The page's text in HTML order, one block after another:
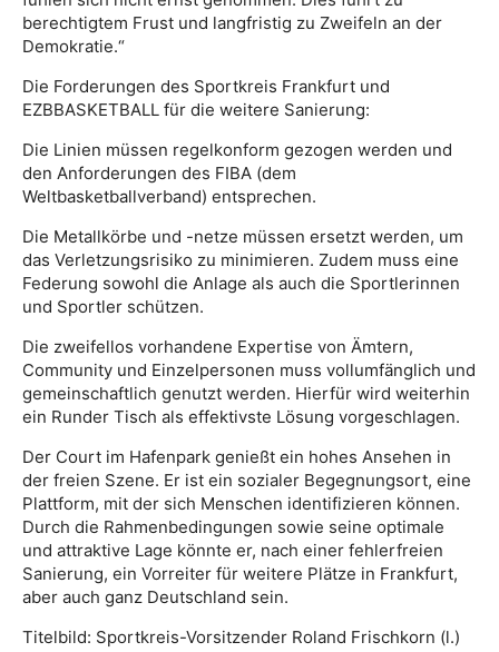
berechtigtem Frust und langfristig zu Zweifeln an der
Demokratie.“
Die Forderungen des Sportkreis Frankfurt und
EZBBASKETBALL für die weitere Sanierung:
Die Linien müssen regelkonform gezogen werden und
den Anforderungen des FIBA (dem
Weltbasketballverband) entsprechen.
Die Metallkörbe und -netze müssen ersetzt werden, um
das Verletzungsrisiko zu minimieren. Zudem muss eine
Federung sowohl die Anlage als auch die Sportlerinnen
und Sportler schützen.
Die zweifellos vorhandene Expertise von Ämtern,
Community und Einzelpersonen muss vollumfänglich und
gemeinschaftlich genutzt werden. Hierfür wird weiterhin
ein Runder Tisch als effektivste Lösung vorgeschlagen.
Der Court im Hafenpark genießt ein hohes Ansehen in
der freien Szene. Er ist ein sozialer Begegnungsort, eine
Plattform, mit der sich Menschen identifizieren können.
Durch die Rahmenbedingungen sowie seine optimale
und attraktive Lage könnte er, nach einer fehlerfreien
Sanierung, ein Vorreiter für weitere Plätze in Frankfurt,
aber auch ganz Deutschland sein.
Titelbild: Sportkreis-Vorsitzender Roland Frischkorn (l.)